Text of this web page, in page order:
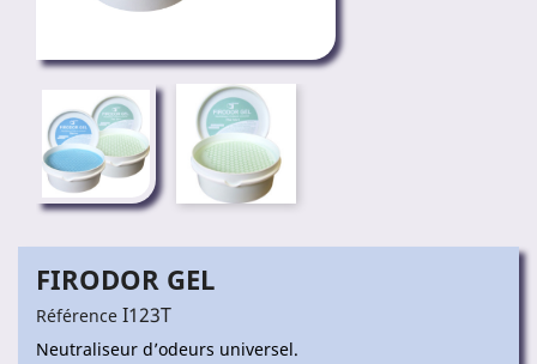
FIRODOR GEL
Référence I123T
Neutraliseur d’odeurs universel.